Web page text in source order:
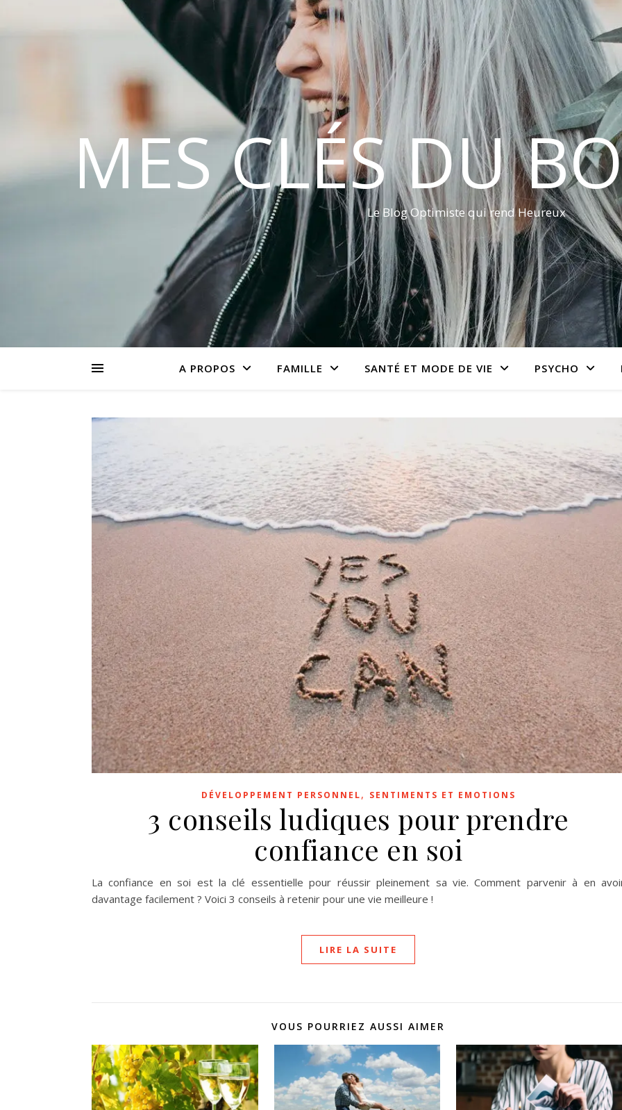
MES CLÉS DU
Le Blog Optimiste qui rend Heureux
A PROPOS FAMILLE SANTÉ ET MODE DE VIE PSYCHO
DÉVELOPPEMENT PERSONNEL, SENTIMENTS ET EMOTIONS
3 conseils ludiques pour prendre
confiance en soi
La confiance en soi est la clé essentielle pour réussir pleinement sa vie. Comment parvenir à en
davantage facilement ? Voici 3 conseils à retenir pour une vie meilleure !
LIRE LA SUITE
VOUS POURRIEZ AUSSI AIMER